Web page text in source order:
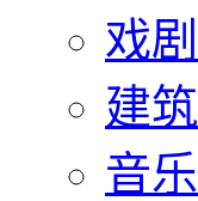
戏剧
建筑
音乐